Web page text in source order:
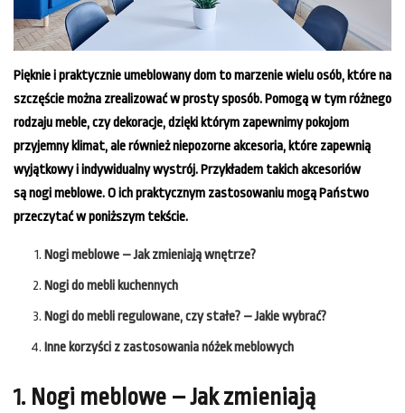
Pięknie i praktycznie umeblowany dom to marzenie wielu osób, które na
szczęście można zrealizować w prosty sposób. Pomogą w tym różnego
rodzaju meble, czy dekoracje, dzięki którym zapewnimy pokojom
przyjemny klimat, ale również niepozorne akcesoria, które zapewnią
wyjątkowy i indywidualny wystrój. Przykładem takich akcesoriów
są nogi meblowe. O ich praktycznym zastosowaniu mogą Państwo
przeczytać w poniższym tekście.
Nogi meblowe – Jak zmieniają wnętrze?
Nogi do mebli kuchennych
Nogi do mebli regulowane, czy stałe? – Jakie wybrać?
Inne korzyści z zastosowania nóżek meblowych
1. Nogi meblowe – Jak zmieniają